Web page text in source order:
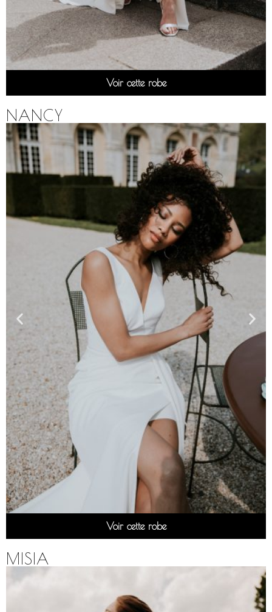
Voir cette robe
NANCY
Voir cette robe
MISIA